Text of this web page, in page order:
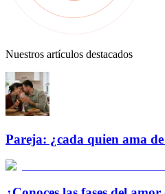
Nuestros artículos destacados
Pareja: ¿cada quien ama